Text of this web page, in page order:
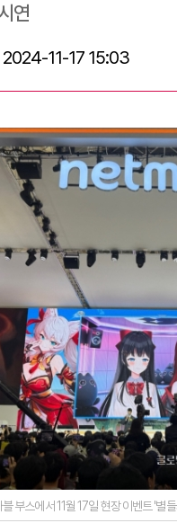
연
2024-11-17 15:03
부스에서 11월 17일 현장 이벤트 '별